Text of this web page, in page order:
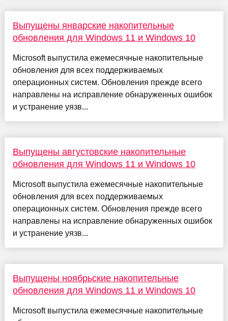
Выпущены январские накопительные
обновления для Windows 11 и Windows 10
Microsoft выпустила ежемесячные накопительные
обновления для всех поддерживаемых
операционных систем. Обновления прежде всего
направлены на исправление обнаруженных ошибок
и устранение уязв...
Выпущены августовские накопительные
обновления для Windows 11 и Windows 10
Microsoft выпустила ежемесячные накопительные
обновления для всех поддерживаемых
операционных систем. Обновления прежде всего
направлены на исправление обнаруженных ошибок
и устранение уязв...
Выпущены ноябрьские накопительные
обновления для Windows 11 и Windows 10
Microsoft выпустила ежемесячные накопительные